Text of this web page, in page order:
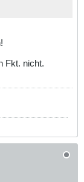
Fkt. nicht.